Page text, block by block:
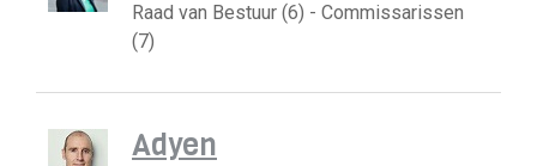
Raad van Bestuur (6) - Commissarissen
(7)
Adyen